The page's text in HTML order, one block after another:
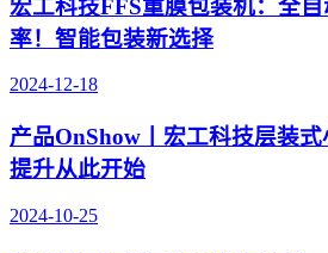
宏工科技FFS重膜包装机：全
率！智能包装新选择
2024-12-18
产品OnShow丨宏工科技层装
提升从此开始
2024-10-25